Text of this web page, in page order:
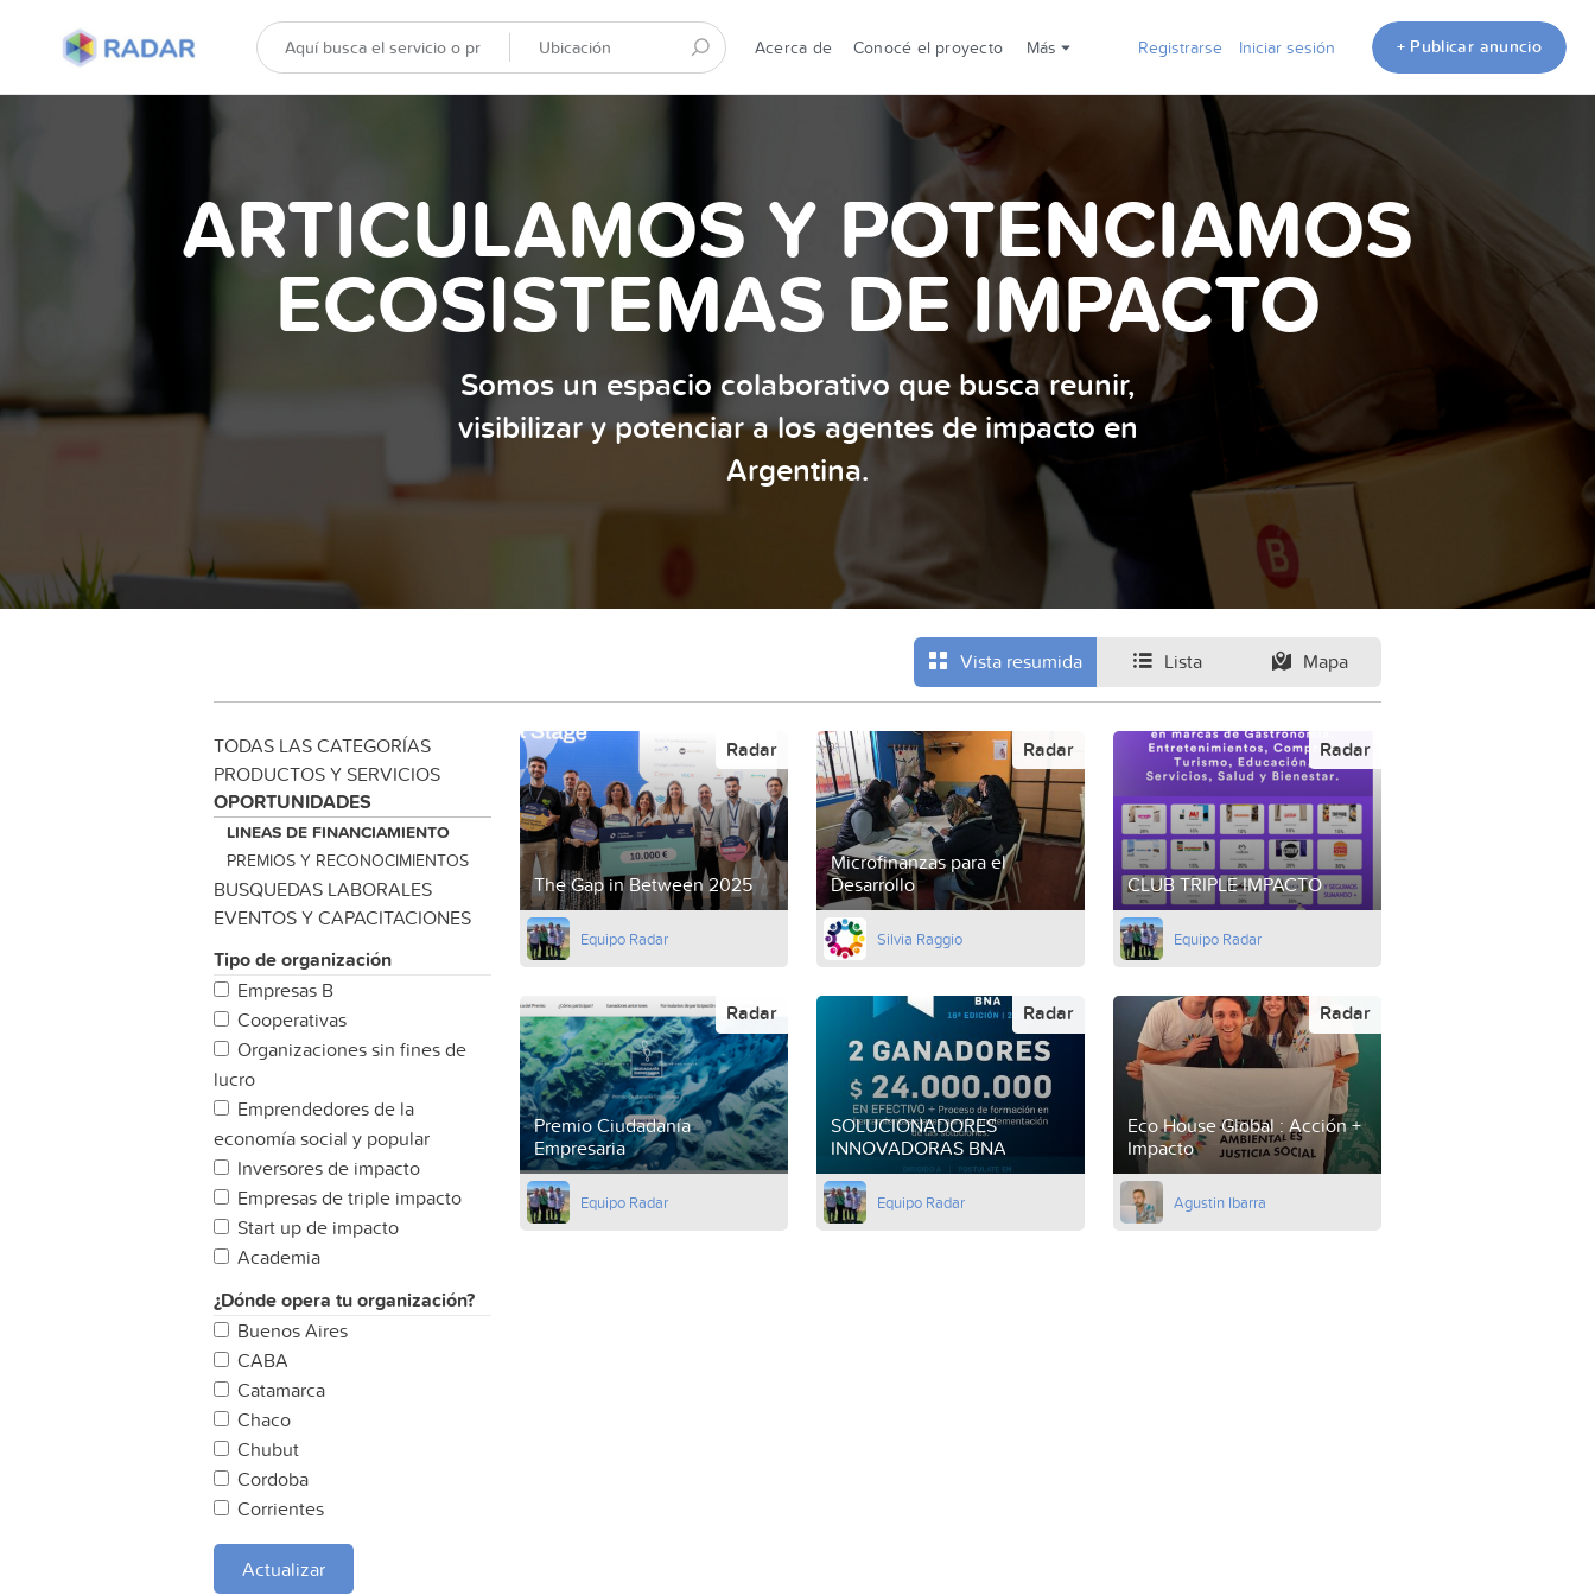
Acerca de Conocé el proyecto Más Registrarse Iniciar sesión + Publicar anuncio
ARTICULAMOS Y POTENCIAMOS
ECOSISTEMAS DE IMPACTO
Somos un espacio colaborativo que busca reunir,
visibilizar y potenciar a los agentes de impacto en
Argentina.
Vista resumida Lista Mapa
TODAS LAS CATEGORÍAS
PRODUCTOS Y SERVICIOS
OPORTUNIDADES
LINEAS DE FINANCIAMIENTO
´PREMIOS Y RECONOCIMIENTOS
BU´SQUEDAS LABORALES
EVENTOS Y CAPACITACIONES
Tipo de organización
Empresas B
Cooperativas
Organizaciones sin fines de
lucro
Emprendedores de la
economía social y popular
Inversores de impacto
Empresas de triple impacto
Start up de impacto
Academia
¿Dónde opera tu organización?
Buenos Aires
CABA
Catamarca
Chaco
Chubut
Cordoba
Corrientes
Entre Rios
Formosa
Actualizar
The Gap in Between 2025
Radar
Equipo Radar
Microfinanzas para el
Desarrollo
Radar
Silvia Raggio
CLUB TRIPLE IMPACTO
Radar
Equipo Radar
Premio Ciudadanía
Empresaria
Radar
Equipo Radar
SOLUCIONADORES
INNOVADORAS BNA
Radar
Equipo Radar
Eco House Global : Acción +
Impacto
Radar
Agustin Ibarra